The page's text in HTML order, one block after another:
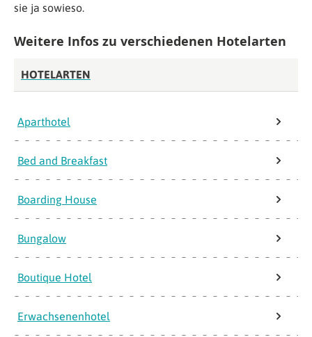
sie ja sowieso.
Weitere Infos zu verschiedenen Hotelarten
HOTELARTEN
Aparthotel
Bed and Breakfast
Boarding House
Bungalow
Boutique Hotel
Erwachsenenhotel